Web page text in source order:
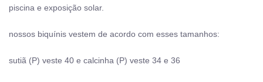
piscina e exposição solar.
nossos biquínis vestem de acordo com esses tamanhos:
sutiã (P) veste 40 e calcinha (P) veste 34 e 36